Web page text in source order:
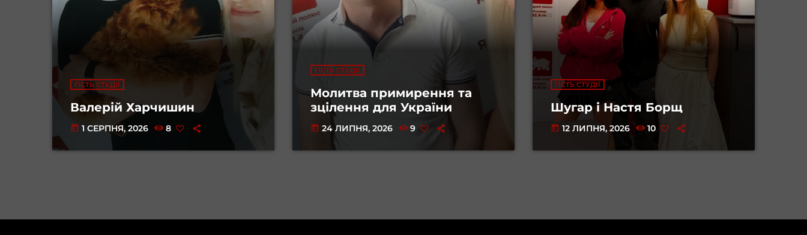
ГІСТЬ СТУДІЇ
Валерій Харчишин
today 1 СЕРПНЯ, 2026 8
ГІСТЬ СТУДІЇ
Молитва примирення та
зцілення для України
today 24 ЛИПНЯ, 2026 9
ГІСТЬ СТУДІЇ
Шугар і Настя Борщ
today 12 ЛИПНЯ, 2026 10